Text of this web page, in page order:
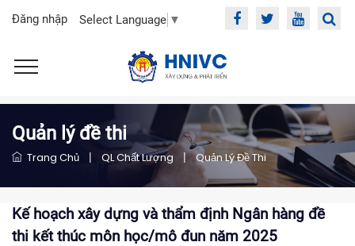
Đăng nhập Select Language ▼
Quản lý đề thi
Trang Chủ | QL Chất Lượng | Quản Lý Đề Thi
Kế hoạch xây dựng và thẩm định Ngân hàng đề
thi kết thúc môn học/mô đun năm 2025